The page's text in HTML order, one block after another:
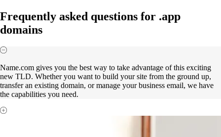
Frequently asked questions for .app
domains
Name.com gives you the best way to take advantage of this exciting
new TLD. Whether you want to build your site from the ground up,
transfer an existing domain, or manage your business email, we have
the capabilities you need.